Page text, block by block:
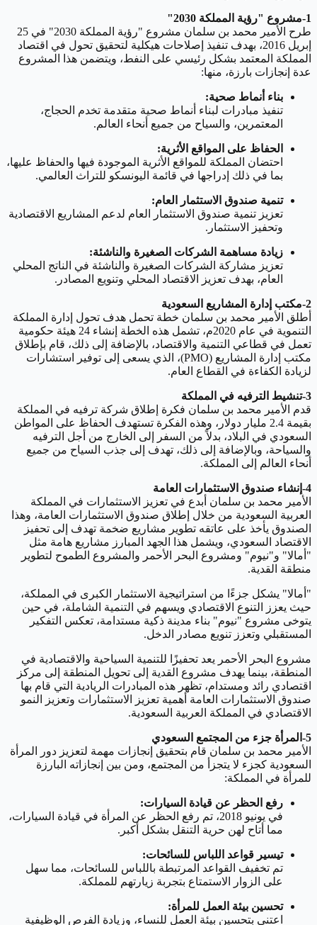
1-مشروع "رؤية المملكة 2030"
طرح الأمير محمد بن سلمان مشروع "رؤية المملكة 2030" في 25
إبريل 2016، بهدف تنفيذ إصلاحات هيكلية لتحقيق تحول في اقتصاد
المملكة المعتمد بشكل رئيسي على النفط، ويتضمن هذا المشروع
عدة إنجازات بارزة، منها:
بناء أنماط صحية:
تنفيذ مبادرات لبناء أنماط صحية متقدمة تخدم الحجاج،
المعتمرين، والسياح من جميع أنحاء العالم.
الحفاظ على المواقع الأثرية:
احتضان المملكة للمواقع الأثرية الموجودة فيها والحفاظ عليها،
بما في ذلك إدراجها في قائمة اليونسكو للتراث العالمي.
تنمية صندوق الاستثمار العام:
تعزيز تنمية صندوق الاستثمار العام لدعم المشاريع الاقتصادية
وتحفيز الاستثمار.
زيادة مساهمة الشركات الصغيرة والناشئة:
تعزيز مشاركة الشركات الصغيرة والناشئة في الناتج المحلي
العام، بهدف تعزيز الاقتصاد المحلي وتنويع المصادر.
2-مكتب إدارة المشاريع السعودية
أطلق الأمير محمد بن سلمان خطة تحمل هدف تحول إدارة المملكة
التنموية في عام 2020م، تشمل هذه الخطة إنشاء 24 هيئة حكومية
تعمل في قطاعي التنمية والاقتصاد، بالإضافة إلى ذلك، قام بإطلاق
مكتب إدارة المشاريع (PMO)، الذي يسعى إلى توفير استشارات
لزيادة الكفاءة في القطاع العام.
3-تنشيط الترفيه في المملكة
قدم الأمير محمد بن سلمان فكرة إطلاق شركة ترفيه في المملكة
بقيمة 2.4 مليار دولار، وهذه الفكرة تستهدف الحفاظ على المواطن
السعودي في البلاد، بدلاً من السفر إلى الخارج من أجل الترفيه
والسياحة، وبالإضافة إلى ذلك، تهدف إلى جذب السياح من جميع
أنحاء العالم إلى المملكة.
4-إنشاء صندوق الاستثمارات العامة
الأمير محمد بن سلمان أبدع في تعزيز الاستثمارات في المملكة
العربية السعودية من خلال إطلاق صندوق الاستثمارات العامة، وهذا
الصندوق يأخذ على عاتقه تطوير مشاريع ضخمة تهدف إلى تحفيز
الاقتصاد السعودي، ويشمل هذا الجهد المبارز مشاريع هامة مثل
"أمالا" و"نيوم" ومشروع البحر الأحمر والمشروع الطموح لتطوير
منطقة القدية.
"أمالا" يشكل جزءًا من استراتيجية الاستثمار الكبرى في المملكة،
حيث يعزز التنوع الاقتصادي ويسهم في التنمية الشاملة، في حين
يتوخى مشروع "نيوم" بناء مدينة ذكية مستدامة، تعكس التفكير
المستقبلي وتعزز تنويع مصادر الدخل.
مشروع البحر الأحمر يعد تحفيزًا للتنمية السياحية والاقتصادية في
المنطقة، بينما يهدف مشروع القدية إلى تحويل المنطقة إلى مركز
اقتصادي رائد ومستدام، تظهر هذه المبادرات الريادية التي قام بها
صندوق الاستثمارات العامة أهمية تعزيز الاستثمارات وتعزيز النمو
الاقتصادي في المملكة العربية السعودية.
5-المرأة جزء من المجتمع السعودي
الأمير محمد بن سلمان قام بتحقيق إنجازات مهمة لتعزيز دور المرأة
السعودية كجزء لا يتجزأ من المجتمع، ومن بين إنجازاته البارزة
للمرأة في المملكة:
رفع الحظر عن قيادة السيارات:
في يونيو 2018، تم رفع الحظر عن المرأة في قيادة السيارات،
مما أتاح لهن حرية التنقل بشكل أكبر.
تيسير قواعد اللباس للسائحات:
تم تخفيف القواعد المرتبطة باللباس للسائحات، مما سهل
على الزوار الاستمتاع بتجربة زيارتهم للمملكة.
تحسين بيئة العمل للمرأة:
اعتنى بتحسين بيئة العمل للنساء، وزيادة الفرص الوظيفية